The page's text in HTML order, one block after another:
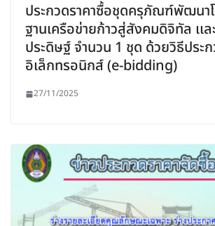
ประกวดราคาซื้อชุดครุภัณฑ์พัฒนา
ฐานเครือข่ายก้าวสู่สังคมดิจิทัล เเ
ประดิษฐ์ จํานวน 1 ชุด ด้วยวิธีประก
อิเล็กทรอนิกส์ (e-bidding)
27/11/2025